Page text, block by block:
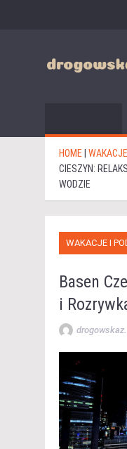
HOME
CIESZYN:
WODZIE
WAKACJE I
Basen
i